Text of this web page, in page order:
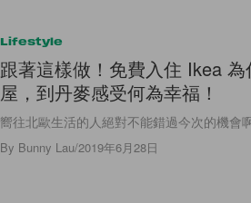
Lifestyle
跟著這樣做！免費入住 Ikea
屋，到丹麥感受何為幸福！
嚮往北歐生活的人絕對不能錯過今次的機會
By Bunny Lau/2019年6月28日